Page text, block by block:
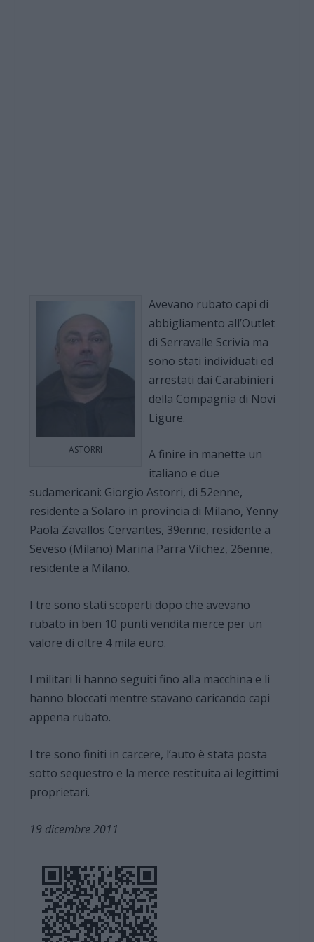
ASTORRI
Avevano rubato capi di
abbigliamento all’Outlet
di Serravalle Scrivia ma
sono stati individuati ed
arrestati dai Carabinieri
della Compagnia di Novi
Ligure.
A finire in manette un
italiano e due
sudamericani: Giorgio Astorri, di 52enne,
residente a Solaro in provincia di Milano, Yenny
Paola Zavallos Cervantes, 39enne, residente a
Seveso (Milano) Marina Parra Vilchez, 26enne,
residente a Milano.
I tre sono stati scoperti dopo che avevano
rubato in ben 10 punti vendita merce per un
valore di oltre 4 mila euro.
I militari li hanno seguiti fino alla macchina e li
hanno bloccati mentre stavano caricando capi
appena rubato.
I tre sono finiti in carcere, l’auto è stata posta
sotto sequestro e la merce restituita ai legittimi
proprietari.
19 dicembre 2011